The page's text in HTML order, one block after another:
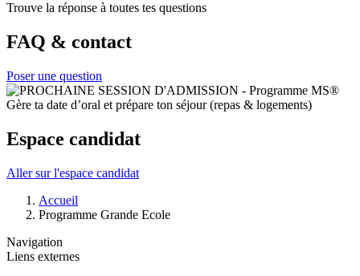
Trouve la réponse à toutes tes questions
FAQ & contact
Poser une question
Gère ta date d’oral et prépare ton séjour (repas & logements)
Espace candidat
Aller sur l'espace candidat
d'Ariane
Accueil
Programme Grande Ecole
Navigation
Liens externes